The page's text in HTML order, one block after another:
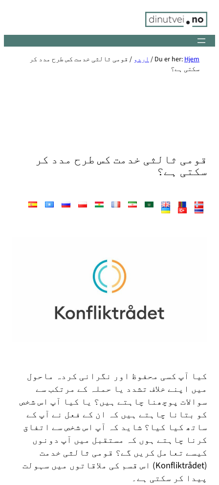
Skip
content
Du er her:Hjem
/اردو / قومی ثالثی خدمت کس طرح مدد کر
سکتی ہے؟
قومی ثالثی خدمت کس طرح مدد کر
سکتی ہے؟
کیا آپ کسی محفوظ اور نگرانی کردہ ماحول
میں اپنے خلاف تشدد یا حملہ کے مرتکب سے
سوالات پوچھنا چاہتے ہیں؟ یا کیا آپ اس شخص
کو بتانا چاہتے ہیں کہ ان کے فعل نے آپ کے
ساتھ کیا کیا؟ شاید کہ آپ اس شخص سے اتفاق
کرنا چاہتے ہوں کہ مستقبل میں آپ دونوں
کیسے تعامل کریں گے؟ قومی ثالثی خدمت
(Konfliktrådet) اس قسم کی ملاقاتوں میں سہولت
پیدا کر سکتی ہے۔